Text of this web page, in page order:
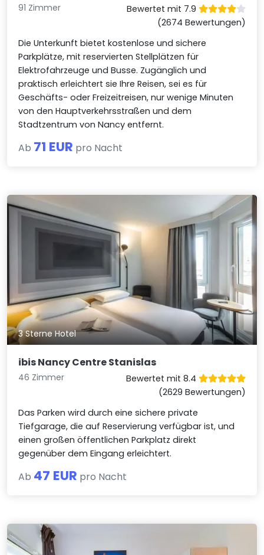
91 Zimmer
Bewertet mit 7.9
(2674 Bewertungen)
Die Unterkunft bietet kostenlose und sichere
Parkplätze, mit reservierten Stellplätzen für
Elektrofahrzeuge und Busse. Zugänglich und
praktisch erleichtert sie Ihre Reisen, sei es für
Geschäfts- oder Freizeitreisen, nur wenige Minuten
von den Hauptverkehrsstraßen und dem
Stadtzentrum von Nancy entfernt.
Ab 71 EUR pro Nacht
3 Sterne Hotel
ibis Nancy Centre Stanislas
46 Zimmer
Bewertet mit 8.4
(2629 Bewertungen)
Das Parken wird durch eine sichere private
Tiefgarage, die auf Reservierung verfügbar ist, und
einen großen öffentlichen Parkplatz direkt
gegenüber dem Eingang erleichtert.
Ab 47 EUR pro Nacht